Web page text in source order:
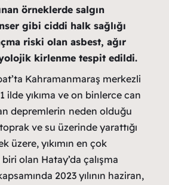
örneklerde salgın
gibi ciddi halk sağlığı
riski olan asbest, ağır
kirlenme tespit edildi.
Kahramanmaraş merkezli
ilde yıkıma ve on binlerce can
depremlerin neden olduğu
ve su üzerinde yarattığı
üzere, yıkımın en çok
olan Hatay’da çalışma
2023 yılının haziran,